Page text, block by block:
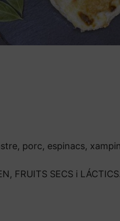
porc, espinacs,
FRUITS SECS i